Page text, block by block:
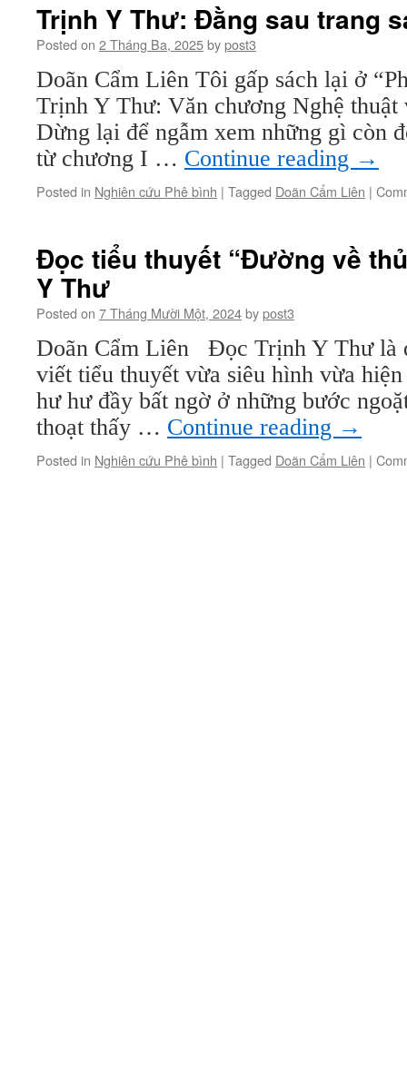
Trịnh Y Thư: Đằng sau trang
Posted on 2 Tháng Ba, 2025bypost3
Doãn Cẩm Liên Tôi gấp sách lại ở
Trịnh Y Thư: Văn chương Nghệ thuật
Dừng lại để ngẫm xem những gì còn
từ chương I … Continue reading →
Posted in Nghiên cứu Phê bình | Tagged Doãn Cẩm Liên |
Đọc tiểu thuyết “Đường về
Y Thư
Posted on 7 Tháng Mười Một, 2024bypost3
Doãn Cẩm Liên Đọc Trịnh Y Thư là
viết tiểu thuyết vừa siêu hình vừa
hư hư đầy bất ngờ ở những bước
thoạt thấy … Continue reading →
Posted in Nghiên cứu Phê bình | Tagged Doãn Cẩm Liên |